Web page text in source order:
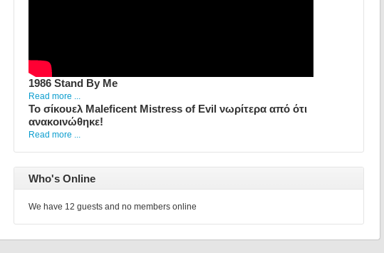
1986 Stand By Me
Read more ...
Το σίκουελ Maleficent Mistress of Evil νωρίτερα από ότι
ανακοινώθηκε!
Read more ...
Who's Online
We have 12 guests and no members online